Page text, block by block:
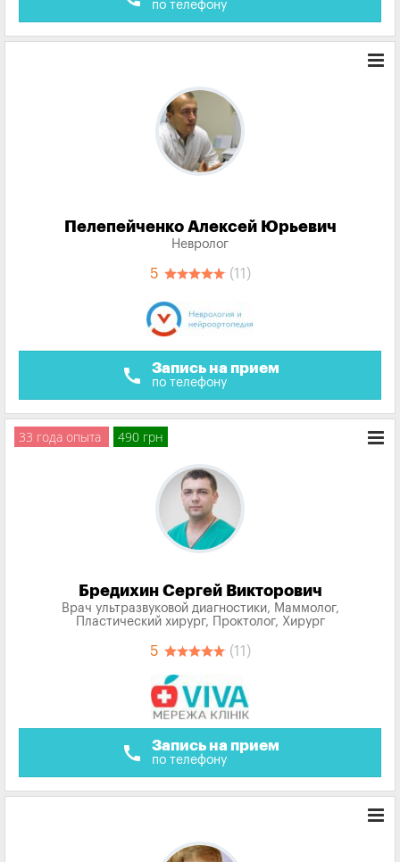
по телефону
Пелепейченко Алексей Юрьевич
Невролог
5 (11)
call Запись на прием
по телефону
33 года опыта 490 грн
Бредихин Сергей Викторович
Врач ультразвуковой диагностики, Маммолог,
Пластический хирург, Проктолог, Хирург
5 (11)
call Запись на прием
по телефону